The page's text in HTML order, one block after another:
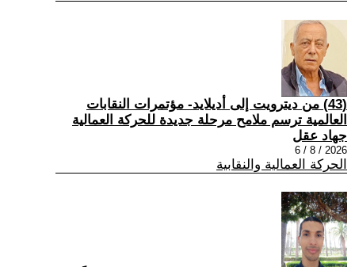
(43) من ديترويت إلى أديلايد- مؤتمرات النقابات
العالمية ترسم ملامح مرحلة جديدة للحركة العمالية
جهاد عقل
2026 / 8 / 6
الحركة العمالية والنقابية